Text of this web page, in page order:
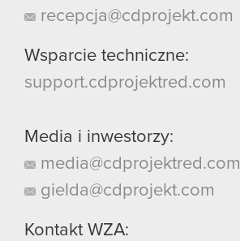
recepcja@cdprojekt.com
Wsparcie techniczne:
support.cdprojektred.com
Media i inwestorzy:
media@cdprojektred.com
gielda@cdprojekt.com
Kontakt WZA: